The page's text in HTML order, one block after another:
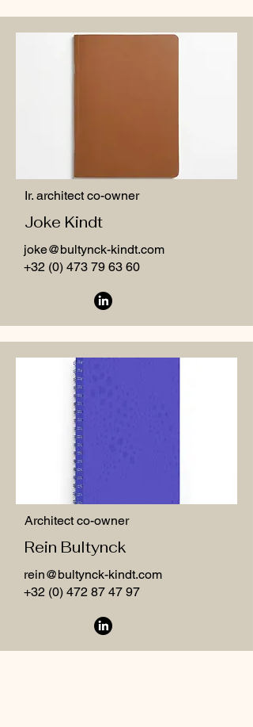
Ir. architect co-owner
Joke Kindt
joke@bultynck-kindt.com
+32 (0) 473 79 63 60
Architect co-owner
Rein Bultynck
rein@bultynck-kindt.com
+32 (0) 472 87 47 97